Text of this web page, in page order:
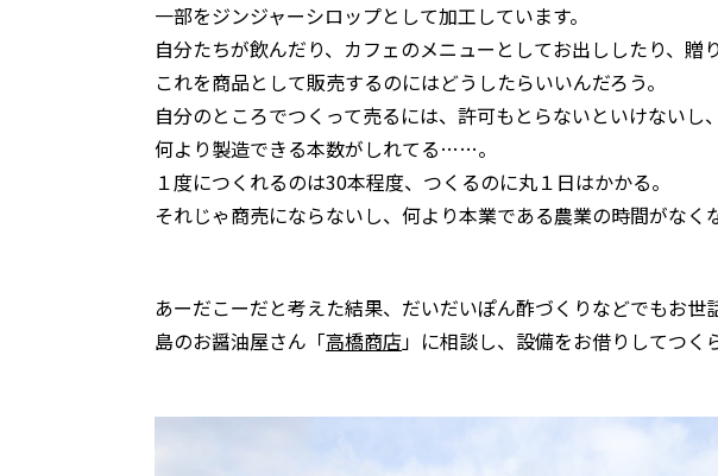
一部をジンジャーシロップとして加工しています。
自分たちが飲んだり、カフェのメニューとしてお出ししたり、贈
これを商品として販売するのにはどうしたらいいんだろう。
自分のところでつくって売るには、許可もとらないといけないし、
何より製造できる本数がしれてる……。
１度につくれるのは30本程度、つくるのに丸１日はかかる。
それじゃ商売にならないし、何より本業である農業の時間がなく
あーだこーだと考えた結果、だいだいぽん酢づくりなどでもお世
島のお醤油屋さん「高橋商店」に相談し、設備をお借りしてつく